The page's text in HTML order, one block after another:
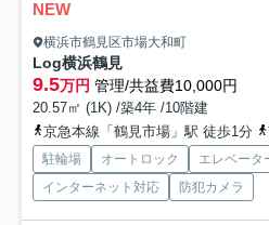
NEW
横浜市鶴見区市場大和町
Log横浜鶴見
9.5万円 管理/共益費10,000円
20.57㎡ (1K) /築4年 /10階建
京急本線「鶴見市場」駅 徒歩1分
駐輪場 オートロック エレベータ
インターネット対応
防犯カメラ